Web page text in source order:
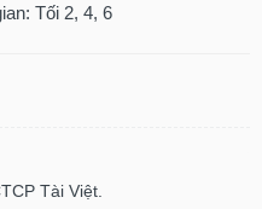
Tối 2, 4, 6
Tài Việt.